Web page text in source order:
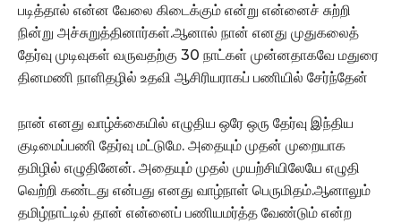
படித்தால் என்ன வேலை கிடைக்கும் என்று என்னைச் சுற்றி
நின்று அச்சுறுத்தினார்கள்.ஆனால் நான் எனது முதுகலைத்
தேர்வு முடிவுகள் வருவதற்கு 30 நாட்கள் முன்னதாகவே மதுரை
தினமணி நாளிதழில் உதவி ஆசிரியராகப் பணியில் சேர்ந்தேன்
நான் எனது வாழ்க்கையில் எழுதிய ஒரே ஒரு தேர்வு இந்திய
குடிமைப்பணி தேர்வு மட்டுமே. அதையும் முதன் முறையாக
தமிழில் எழுதினேன். அதையும் முதல் முயற்சியிலேயே எழுதி
வெற்றி கண்டது என்பது எனது வாழ்நாள் பெருமிதம்.ஆனாலும்
தமிழ்நாட்டில் தான் என்னைப் பணியமர்த்த வேண்டும் என்ற